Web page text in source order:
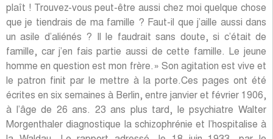
plaît ! Trouvez-vous peut-être aussi chez moi quelque chose
que je tiendrais de ma famille ? Faut-il que j’aille aussi dans
un asile d’aliénés ? Il le faudrait sans doute, si c’était de
famille, car j’en fais partie aussi de cette famille. Le jeune
homme en question est mon frère.» Son agitation est vive et
le patron finit par le mettre à la porte.Ces pages ont été
écrites en six semaines à Berlin, entre janvier et février 1906,
à l’âge de 26 ans. 23 ans plus tard, le psychiatre Walter
Morgenthaler diagnostique la schizophrénie et l’hospitalise à